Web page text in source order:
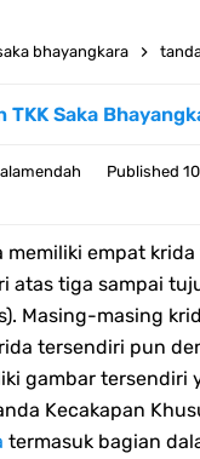
Bakti Pramuka pada
Ke-75 Kemerdekaan
Hari Bapak
Hari Bapak
bhayangkara
TKK Saka
alamendah Published
memiliki empat
atas tiga sampai
Masing-masing
tersendiri pun
gambar tersendiri
Kecakapan
termasuk bagian